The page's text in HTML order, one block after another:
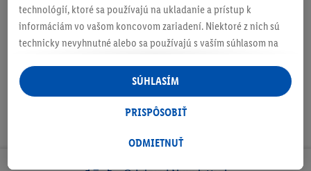
O produkte
technológií, ktoré sa používajú na ukladanie a prístup k
informáciám vo vašom koncovom zariadení. Niektoré z nich sú
technicky nevyhnutné alebo sa používajú s vaším súhlasom na
personalizovanú reklamu v rámci služieb Lidl aj mimo nich. Ak
ste účastníkom programu Lidl Plus, na tieto účely sa spracúvajú
aj údaje z vášho nákupného správania v obchode.
následne si vytvoríte účet Lidl Plus alebo sa prihlásite do svojho
ODMIETNUŤ
PRISPÔSOBIŤ
SÚHLASÍM